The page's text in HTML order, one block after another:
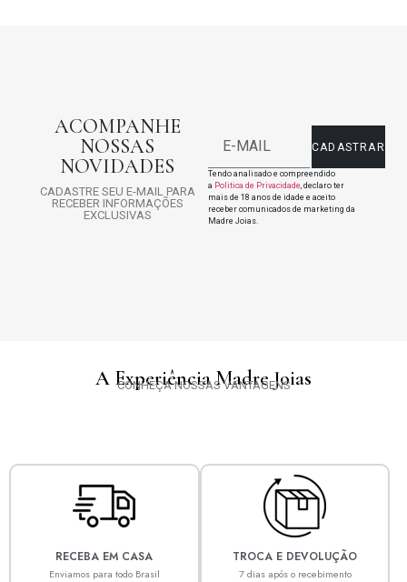
ACOMPANHE
NOSSAS
NOVIDADES
CADASTRE SEU E-MAIL PARA
RECEBER INFORMAÇÕES
EXCLUSIVAS
CADASTRAR
Tendo analisado e compreendido
a Politica de Privacidade, declaro ter
mais de 18 anos de idade e aceito
receber comunicados de marketing da
Madre Joias.
A Experiência Madre Joias
CONHEÇA NOSSAS VANTAGENS
RECEBA EM CASA
Enviamos para todo Brasil
TROCA E DEVOLUÇÃO
7 dias após o recebimento